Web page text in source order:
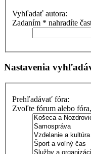
Vyhľadať autora:
Zadaním * nahradíte
Nastavenia
Prehľadávať fóra:
Zvoľte fórum alebo